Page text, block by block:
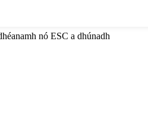
nó ESC a dhúnadh